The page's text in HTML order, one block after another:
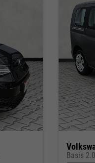
Basis